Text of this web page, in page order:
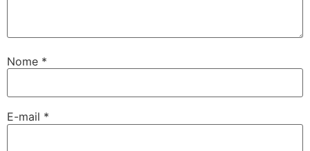
Nome *
E-mail *